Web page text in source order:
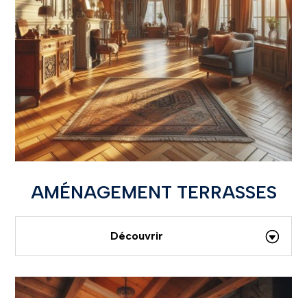
AMÉNAGEMENT TERRASSES
Découvrir